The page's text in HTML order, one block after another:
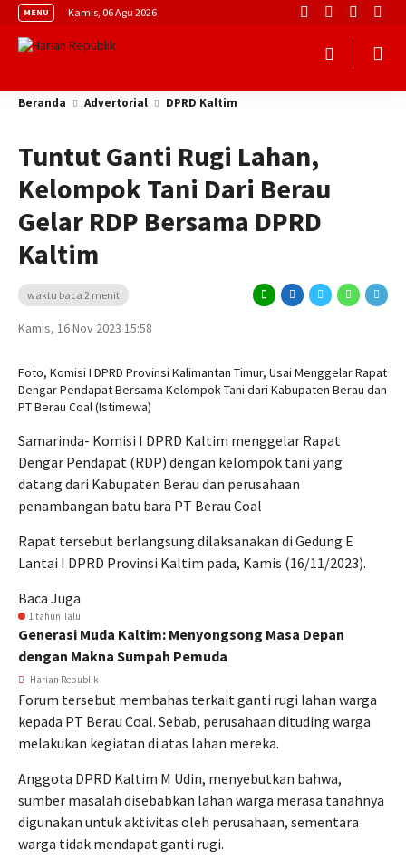
MENU Kamis, 06 Agu 2026
Beranda Advertorial DPRD Kaltim
Tuntut Ganti Rugi Lahan,
Kelompok Tani Dari Berau
Gelar RDP Bersama DPRD
Kaltim
waktu baca 2 menit
Kamis, 16 Nov 2023 15:58
Foto, Komisi I DPRD Provinsi Kalimantan Timur, Usai Menggelar Rapat
Dengar Pendapat Bersama Kelompok Tani dari Kabupaten Berau dan
PT Berau Coal (Istimewa)
Samarinda- Komisi I DPRD Kaltim menggelar Rapat
Dengar Pendapat (RDP) dengan kelompok tani yang
datang dari Kabupaten Berau dan perusahaan
penambangan batu bara PT Berau Coal
Rapat tersebut berlangsung dilaksanakan di Gedung E
Lantai I DPRD Provinsi Kaltim pada, Kamis (16/11/2023).
Baca Juga
1 tahun lalu
Generasi Muda Kaltim: Menyongsong Masa Depan
dengan Makna Sumpah Pemuda
Harian Republik
Forum tersebut membahas terkait ganti rugi lahan warga
kepada PT Berau Coal. Sebab, perusahaan dituding warga
melakukan kegiatan di atas lahan mereka.
Anggota DPRD Kaltim M Udin, menyebutkan bahwa,
sumber masalah disebabkan lahan warga merasa tanahnya
digunakan untuk aktivitas oleh perusahaan, sementara
warga tidak mendapat ganti rugi.